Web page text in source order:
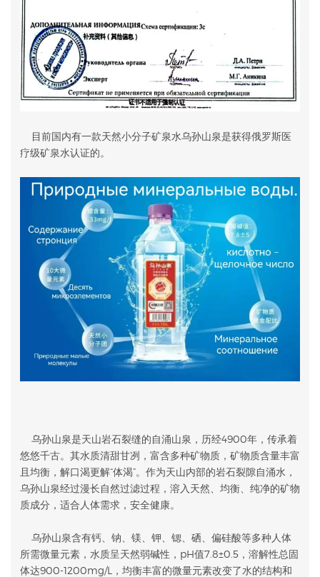
目前国内有一款天然小分子矿泉水乌孙山泉是获得俄罗斯医
疗级矿泉水认证的。
乌孙山泉是天山岩石裂缝的自涌山泉，历经4900年，传承着
悠悠千古。其水质清甜甘冽，富含多种矿物质，矿物质含量丰富
且均衡，解口渴更解“体渴”。作为天山内部的岩石裂隙自涌水，
乌孙山泉经过漫长自然过滤过程，溶入天然、均衡、纯净的矿物
质成分，适合人体需求，安全健康。
乌孙山泉含有钙、钠、镁、钾、锶、硒、偏硅酸等多种人体
所需微量元素，水质呈天然弱碱性，pH值7.8±0.5，溶解性总固
体达900-1200mg/L，均衡丰富的微量元素改变了水的结构和